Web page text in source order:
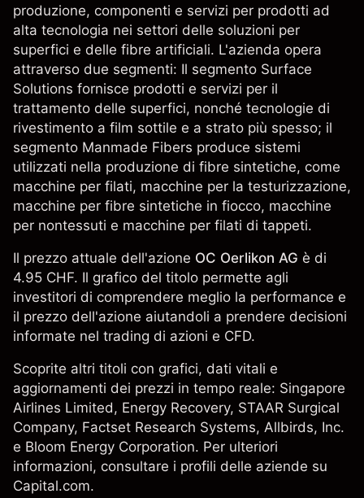
produzione, componenti e servizi per prodotti ad
alta tecnologia nei settori delle soluzioni per
superfici e delle fibre artificiali. L'azienda opera
attraverso due segmenti: Il segmento Surface
Solutions fornisce prodotti e servizi per il
trattamento delle superfici, nonché tecnologie di
rivestimento a film sottile e a strato più spesso; il
segmento Manmade Fibers produce sistemi
utilizzati nella produzione di fibre sintetiche, come
macchine per filati, macchine per la testurizzazione,
macchine per fibre sintetiche in fiocco, macchine
per nontessuti e macchine per filati di tappeti.
Il prezzo attuale dell'azione OC Oerlikon AG è di
4.95 CHF. Il grafico del titolo permette agli
investitori di comprendere meglio la performance e
il prezzo dell'azione aiutandoli a prendere decisioni
informate nel trading di azioni e CFD.
Scoprite altri titoli con grafici, dati vitali e
aggiornamenti dei prezzi in tempo reale: Singapore
Airlines Limited, Energy Recovery, STAAR Surgical
Company, Factset Research Systems, Allbirds, Inc.
e Bloom Energy Corporation. Per ulteriori
informazioni, consultare i profili delle aziende su
Capital.com.